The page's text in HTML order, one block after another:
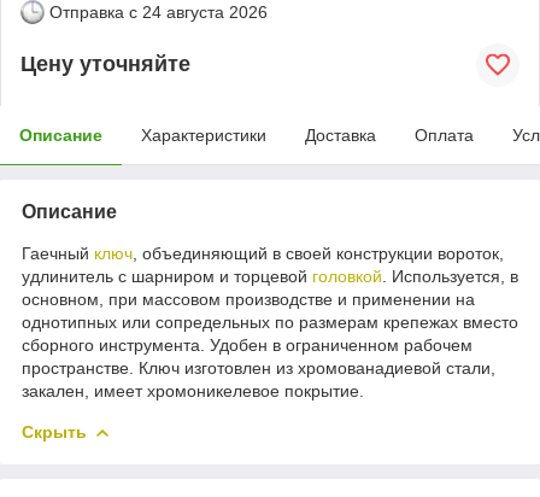
Отправка с 24 августа 2026
Цену уточняйте
Описание Характеристики Доставка Оплата
Описание
Гаечный ключ , объединяющий в своей конструкции вороток,
удлинитель с шарниром и торцевой головкой . Используется, в
основном, при массовом производстве и применении на
однотипных или сопредельных по размерам крепежах вместо
сборного инструмента. Удобен в ограниченном рабочем
пространстве. Ключ изготовлен из хромованадиевой стали,
закален, имеет хромоникелевое покрытие.
Скрыть